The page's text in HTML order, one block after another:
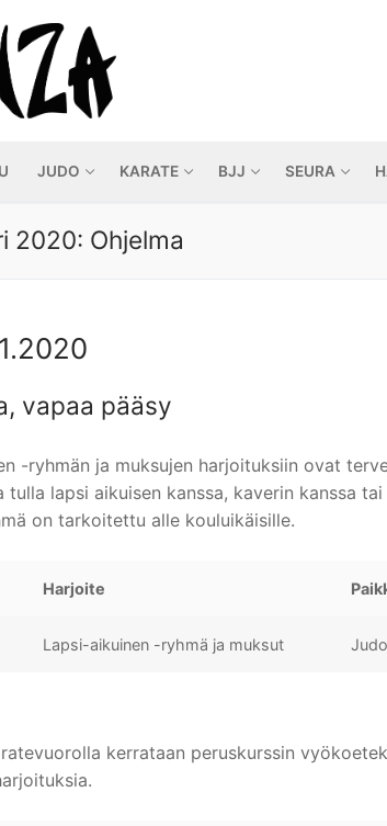
JUDO KARATE BJJ SEURA
2020: Ohjelma
vapaa pääsy
-ryhmän ja muksujen harjoituksiin ovat
tulla lapsi aikuisen kanssa, kaverin kanssa
on tarkoitettu alle kouluikäisille.
Harjoite
Lapsi-aikuinen -ryhmä ja muksut
kerrataan peruskurssin